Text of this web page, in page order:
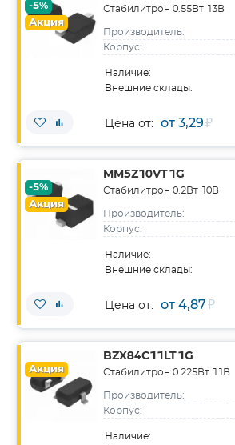
-5%
Акция
Стабилитрон 0.55Вт 13В
Производитель:
Корпус:
Наличие:
Внешние склады:
Цена от: от 3,29₽
-5%
Акция
MM5Z10VT1G
Стабилитрон 0.2Вт 10В
Производитель:
Корпус:
Наличие:
Внешние склады:
Цена от: от 4,87₽
Акция
BZX84C11LT1G
Стабилитрон 0.225Вт 11В
Производитель:
Корпус:
Наличие: